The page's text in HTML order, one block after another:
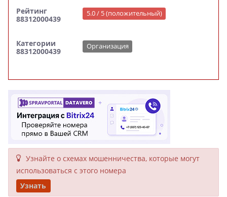
Рейтинг
88312000439
5.0 / 5 (положительный)
Категории
88312000439
Организация
Узнайте о схемах мошенни­чества, кото­рые могут
исполь­зоваться с этого номера
Узнать